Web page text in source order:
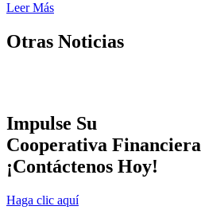
Leer Más
Otras Noticias
Impulse Su
Cooperativa Financiera
¡Contáctenos Hoy!
Haga clic aquí